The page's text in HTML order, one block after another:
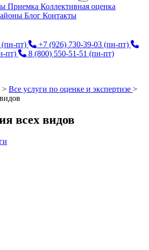
Приемка Коллективная оценка
Блог Контакты
(пн-пт) +7 (926) 730-39-03 (пн-пт)
пт) 8 (800) 550-51-51 (пн-пт)
> Все услуги по оценке и экспертизе >
всех видов